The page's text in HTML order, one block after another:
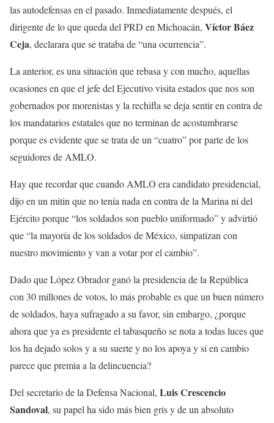
las autodefensas en el pasado. Inmediatamente después, el
dirigente de lo que queda del PRD en Michoacán, Víctor Báez
Ceja, declarara que se trataba de “una ocurrencia”.
La anterior, es una situación que rebasa y con mucho, aquellas
ocasiones en que el jefe del Ejecutivo visita estados que nos son
gobernados por morenistas y la rechifla se deja sentir en contra de
los mandatarios estatales que no terminan de acostumbrarse
porque es evidente que se trata de un “cuatro” por parte de los
seguidores de AMLO.
Hay que recordar que cuando AMLO era candidato presidencial,
dijo en un mitin que no tenía nada en contra de la Marina ni del
Ejército porque “los soldados son pueblo uniformado” y advirtió
que “la mayoría de los soldados de México, simpatizan con
nuestro movimiento y van a votar por el cambio”.
Dado que López Obrador ganó la presidencia de la República
con 30 millones de votos, lo más probable es que un buen número
de soldados, haya sufragado a su favor, sin embargo, ¿porque
ahora que ya es presidente el tabasqueño se nota a todas luces que
los ha dejado solos y a su suerte y no los apoya y sí en cambio
parece que premia a la delincuencia?
Del secretario de la Defensa Nacional, Luis Crescencio
Sandoval, su papel ha sido más bien gris y de un absoluto